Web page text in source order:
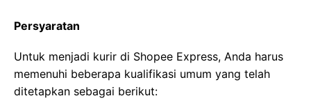
Persyaratan
Untuk menjadi kurir di Shopee Express, Anda harus
memenuhi beberapa kualifikasi umum yang telah
ditetapkan sebagai berikut: